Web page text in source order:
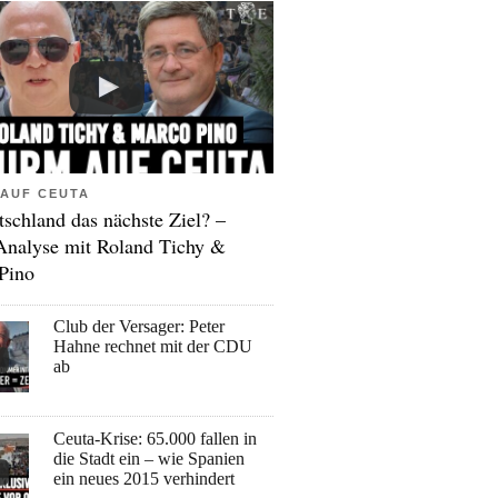
CEUTA
das nächste Ziel? –
mit Roland Tichy &
Club der Versager: Peter
Hahne rechnet mit der CDU
ab
Ceuta-Krise: 65.000 fallen in
die Stadt ein – wie Spanien
ein neues 2015 verhindert